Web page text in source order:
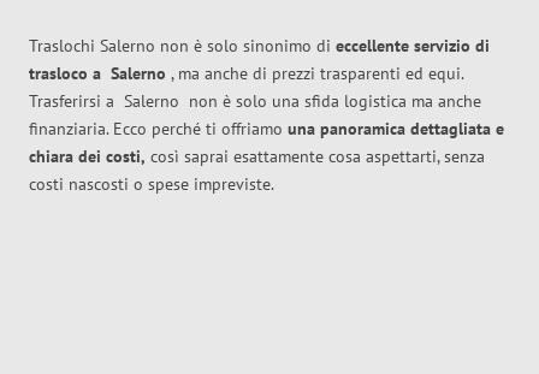
Traslochi Salerno non è solo sinonimo di eccellente servizio di
trasloco a Salerno , ma anche di prezzi trasparenti ed equi.
Trasferirsi a Salerno non è solo una sfida logistica ma anche
finanziaria. Ecco perché ti offriamo una panoramica dettagliata e
chiara dei costi, così saprai esattamente cosa aspettarti, senza
costi nascosti o spese impreviste.